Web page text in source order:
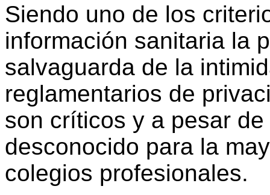
Siendo uno de los
información sanitaria la
salvaguarda de la
reglamentarios de
son críticos y a pesar
desconocido para la
colegios profesionales.